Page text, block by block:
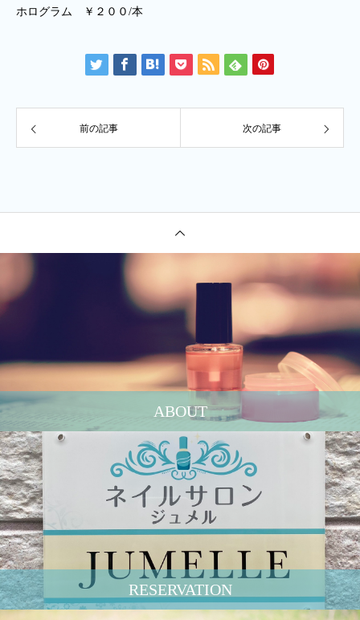
ホログラム ￥２００/本
前の記事 次の記事
ABOUT
RESERVATION